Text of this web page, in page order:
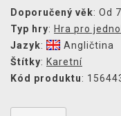
Doporučený věk: Od
Typ hry: Hra pro
Jazyk:
Angličtina
Štítky: Karetní
Kód produktu: